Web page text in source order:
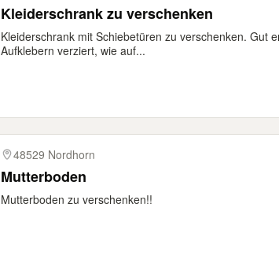
Kleiderschrank zu verschenken
Kleiderschrank mit Schiebetüren zu verschenken. Gut
Aufklebern verziert, wie auf...
48529 Nordhorn
Mutterboden
Mutterboden zu verschenken!!